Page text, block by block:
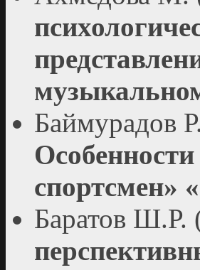
Баймурадов
спортсмен»
Баратов Ш.Р.